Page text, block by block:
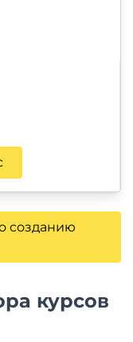
созданию
курсов